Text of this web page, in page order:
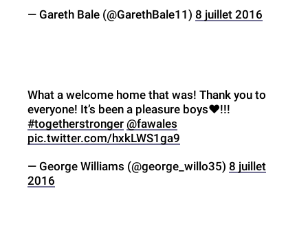
— Gareth Bale (@GarethBale11) 8 juillet 2016
What a welcome home that was! Thank you to
everyone! It’s been a pleasure boys❤️!!!
#togetherstronger @fawales
pic.twitter.com/hxkLWS1ga9
— George Williams (@george_willo35) 8 juillet
2016